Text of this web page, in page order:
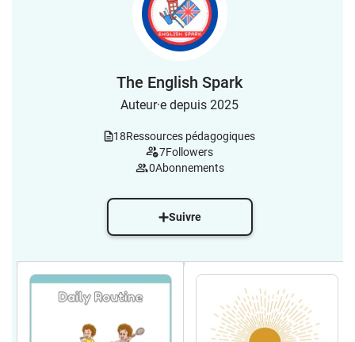
The English Spark
Auteur·e depuis 2025
18Ressources pédagogiques
7Followers
0Abonnements
Suivre